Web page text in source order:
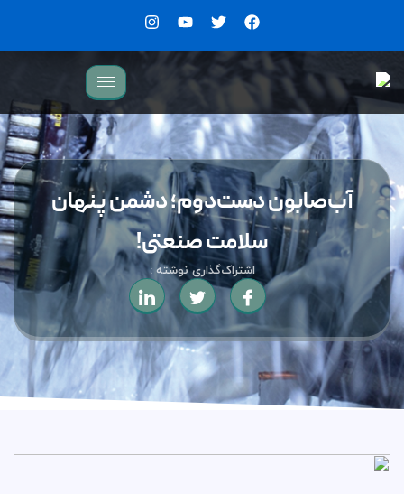
آب‌صابون دست‌دوم؛ دشمن پنهان
سلامت صنعتی!
اشتراک‌گذاری نوشته :